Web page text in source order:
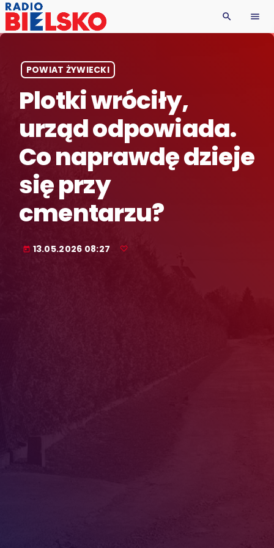
search menu
POWIAT ŻYWIECKI
Plotki wróciły,
urząd odpowiada.
Co naprawdę dzieje
się przy
cmentarzu?
today 13.05.2026 08:27